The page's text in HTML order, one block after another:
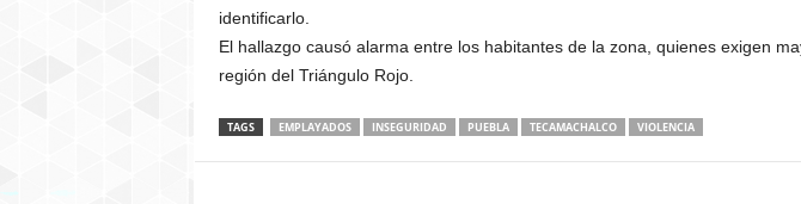
identificarlo.
El hallazgo causó alarma entre los habitantes de la zona, quienes exigen
región del Triángulo Rojo.
TAGS EMPLAYADOS INSEGURIDAD PUEBLA TECAMACHALCO VIOLENCIA